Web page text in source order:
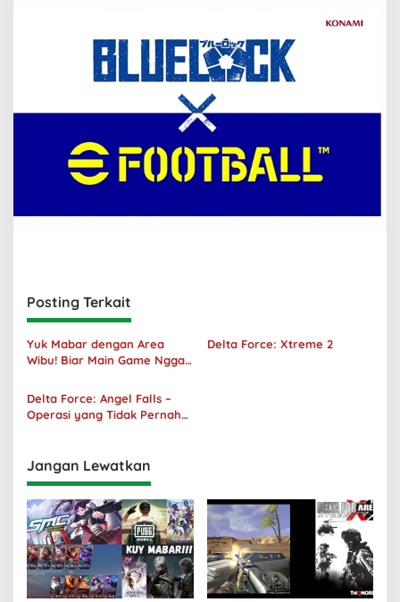
Posting Terkait
Yuk Mabar dengan Area
Wibu! Biar Main Game Nggak
Delta Force: Xtreme 2
Delta Force: Angel Falls –
Operasi yang Tidak Pernah
Jangan Lewatkan